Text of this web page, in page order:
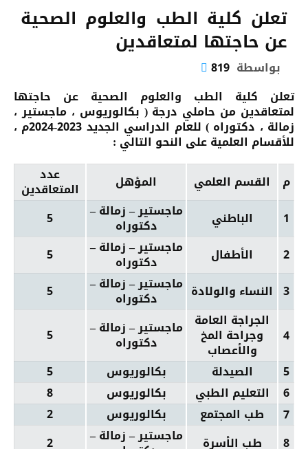
تعلن كلية الطب والعلوم الصحية
عن حاجتها لمتعاقدين
بواسطة 819
تعلن كلية الطب والعلوم الصحية عن حاجتها
لمتعاقدين من حاملي درجة ( بكالوريوس ، ماجستير ،
زمالة ، دكتوراه ) للعام الدراسي الجديد 2023-2024م ،
للأقسام العلمية على النحو التالي :
م
القسم العلمي المؤهل عدد
المتعاقدين
1
الباطني ماجستير – زمالة –
دكتوراه
5
2
الأطفال ماجستير – زمالة –
دكتوراه
5
3 النساء والولادة ماجستير – زمالة –
دكتوراه 5
4
الجراجة العامة
وجراحة المخ
والأعصاب
ماجستير – زمالة –
دكتوراه
5
5
الصيدلة بكالوريوس
5
6
التعليم الطبي بكالوريوس
8
7
طب المجتمع بكالوريوس
2
8
طب الأسرة ماجستير – زمالة – 2